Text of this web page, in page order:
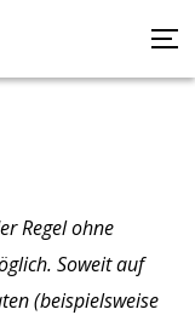
Regel ohne
Soweit auf
(beispielsweise